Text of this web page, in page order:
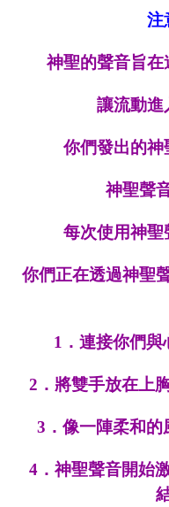
注
神聖的聲音旨在
讓流動進
你們發出的神
神聖聲
每次使用神聖
你們正在透過神聖
1．連接你們與
2． 將雙手放在上
3．像一陣柔和的
4．神聖聲音開始